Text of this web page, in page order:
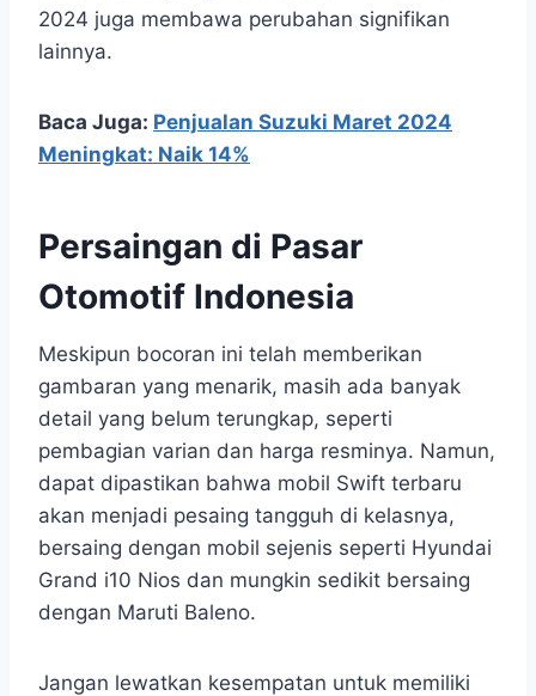
2024 juga membawa perubahan signifikan
lainnya.
Baca Juga: Penjualan Suzuki Maret 2024
Meningkat: Naik 14%
Persaingan di Pasar
Otomotif Indonesia
Meskipun bocoran ini telah memberikan
gambaran yang menarik, masih ada banyak
detail yang belum terungkap, seperti
pembagian varian dan harga resminya. Namun,
dapat dipastikan bahwa mobil Swift terbaru
akan menjadi pesaing tangguh di kelasnya,
bersaing dengan mobil sejenis seperti Hyundai
Grand i10 Nios dan mungkin sedikit bersaing
dengan Maruti Baleno.
Jangan lewatkan kesempatan untuk memiliki